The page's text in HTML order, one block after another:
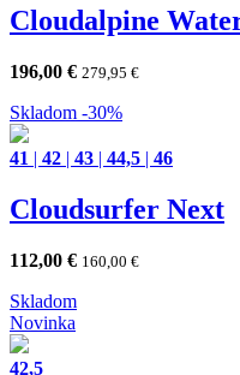
Cloudalpine
196,00 € 279,95 €
Skladom -30%
41 | 42 | 43 | 44,5 | 46
Cloudsurfer Next
112,00 € 160,00 €
Skladom
Novinka
42,5